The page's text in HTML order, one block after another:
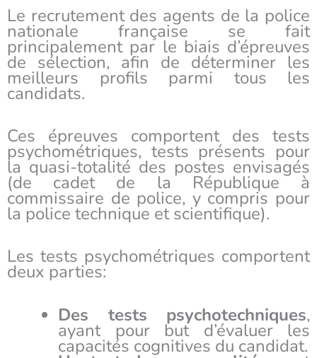
Le recrutement des agents de la police
nationale française se fait
principalement par le biais d’épreuves
de sélection, afin de déterminer les
meilleurs profils parmi tous les
candidats.
Ces épreuves comportent des tests
psychométriques, tests présents pour
la quasi-totalité des postes envisagés
(de cadet de la République à
commissaire de police, y compris pour
la police technique et scientifique).
Les tests psychométriques comportent
deux parties:
Des tests psychotechniques,
ayant pour but d’évaluer les
capacités cognitives du candidat.